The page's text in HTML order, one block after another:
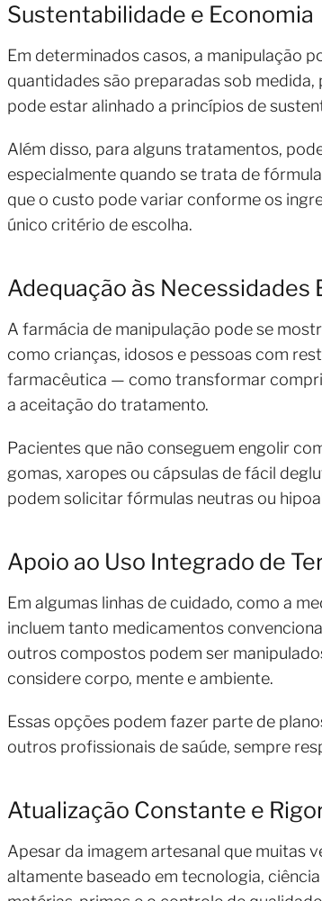
Sustentabilidade e Economia
Em determinados casos, a manipulação
quantidades são preparadas sob
pode estar alinhado a princípios de
Além disso, para alguns tratamentos,
especialmente quando se trata de
que o custo pode variar conforme os
único critério de escolha.
Adequação às Necessidades
A farmácia de manipulação pode se
como crianças, idosos e pessoas com
farmacêutica — como transformar
a aceitação do tratamento.
Pacientes que não conseguem engolir
gomas, xaropes ou cápsulas de fácil
podem solicitar fórmulas neutras ou
Apoio ao Uso Integrado de
Em algumas linhas de cuidado, como a
incluem tanto medicamentos
outros compostos podem ser
considere corpo, mente e ambiente.
Essas opções podem fazer parte de
outros profissionais de saúde, sempre
Atualização Constante e
Apesar da imagem artesanal que muitas
altamente baseado em tecnologia,